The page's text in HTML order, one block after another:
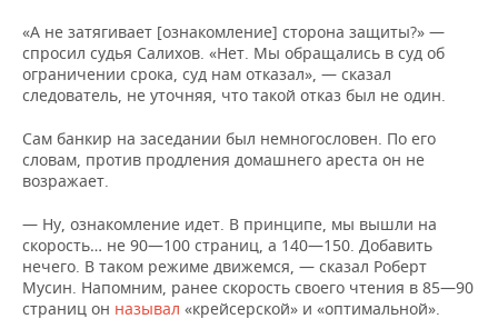
«А не затягивает [ознакомление] сторона защиты?» —
спросил судья Салихов. «Нет. Мы обращались в суд об
ограничении срока, суд нам отказал», — сказал
следователь, не уточняя, что такой отказ был не один.
Сам банкир на заседании был немногословен. По его
словам, против продления домашнего ареста он не
возражает.
— Ну, ознакомление идет. В принципе, мы вышли на
скорость… не 90—100 страниц, а 140—150. Добавить
нечего. В таком режиме движемся, — сказал Роберт
Мусин. Напомним, ранее скорость своего чтения в 85—90
страниц он называл «крейсерской» и «оптимальной».